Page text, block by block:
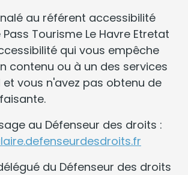
au référent accessibilité
Tourisme Le Havre Etretat
qui vous empêche
contenu ou à un des services
vous n'avez pas obtenu de
au Défenseur des droits :
du Défenseur des droits